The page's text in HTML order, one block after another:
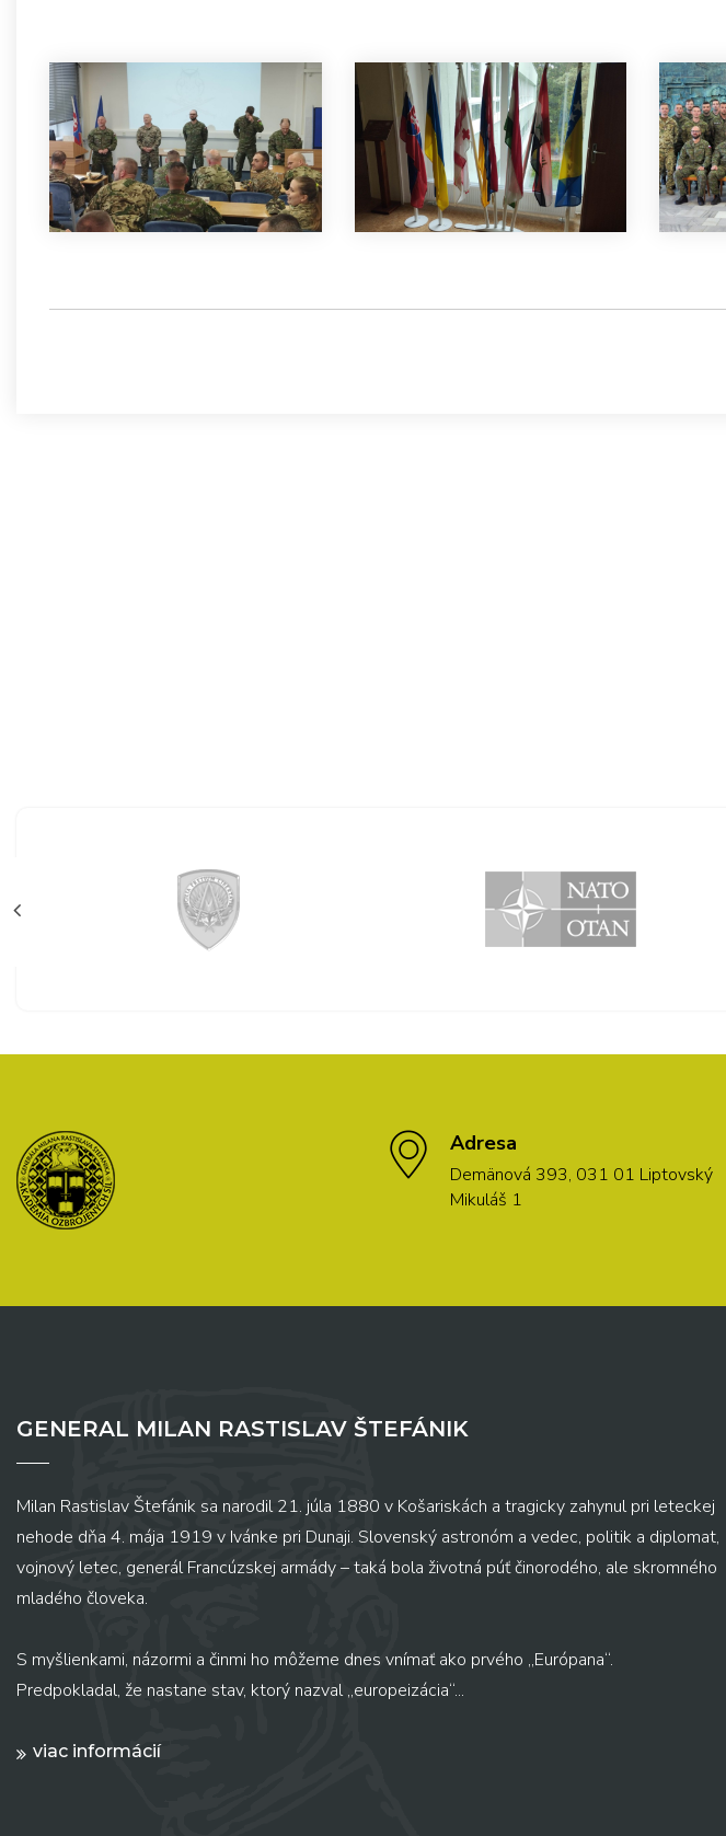
Adresa
Demänová 393, 031 01 Liptovský
Mikuláš 1
GENERAL MILAN RASTISLAV ŠTEFÁNIK
Milan Rastislav Štefánik sa narodil 21. júla 1880 v Košariskách a tragicky zahynul pri leteckej
nehode dňa 4. mája 1919 v Ivánke pri Dunaji. Slovenský astronóm a vedec, politik a diplomat,
vojnový letec, generál Francúzskej armády – taká bola životná púť činorodého, ale skromného
mladého človeka.
S myšlienkami, názormi a činmi ho môžeme dnes vnímať ako prvého „Európana“.
Predpokladal, že nastane stav, ktorý nazval „europeizácia“...
viac informácií